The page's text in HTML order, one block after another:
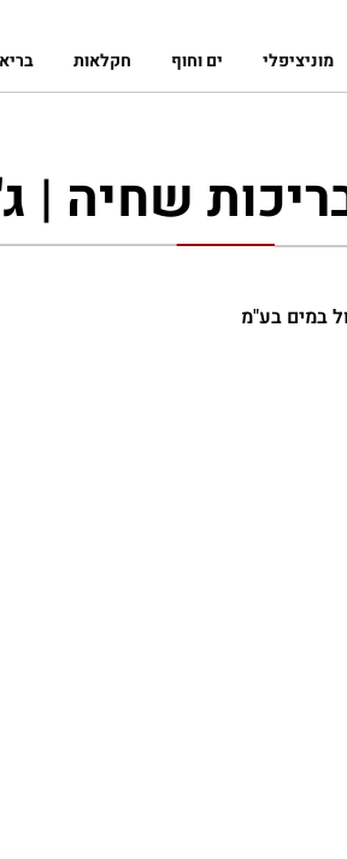
מוניציפלי ים וחוף חקלאות
שחיה |
במים בע"מ